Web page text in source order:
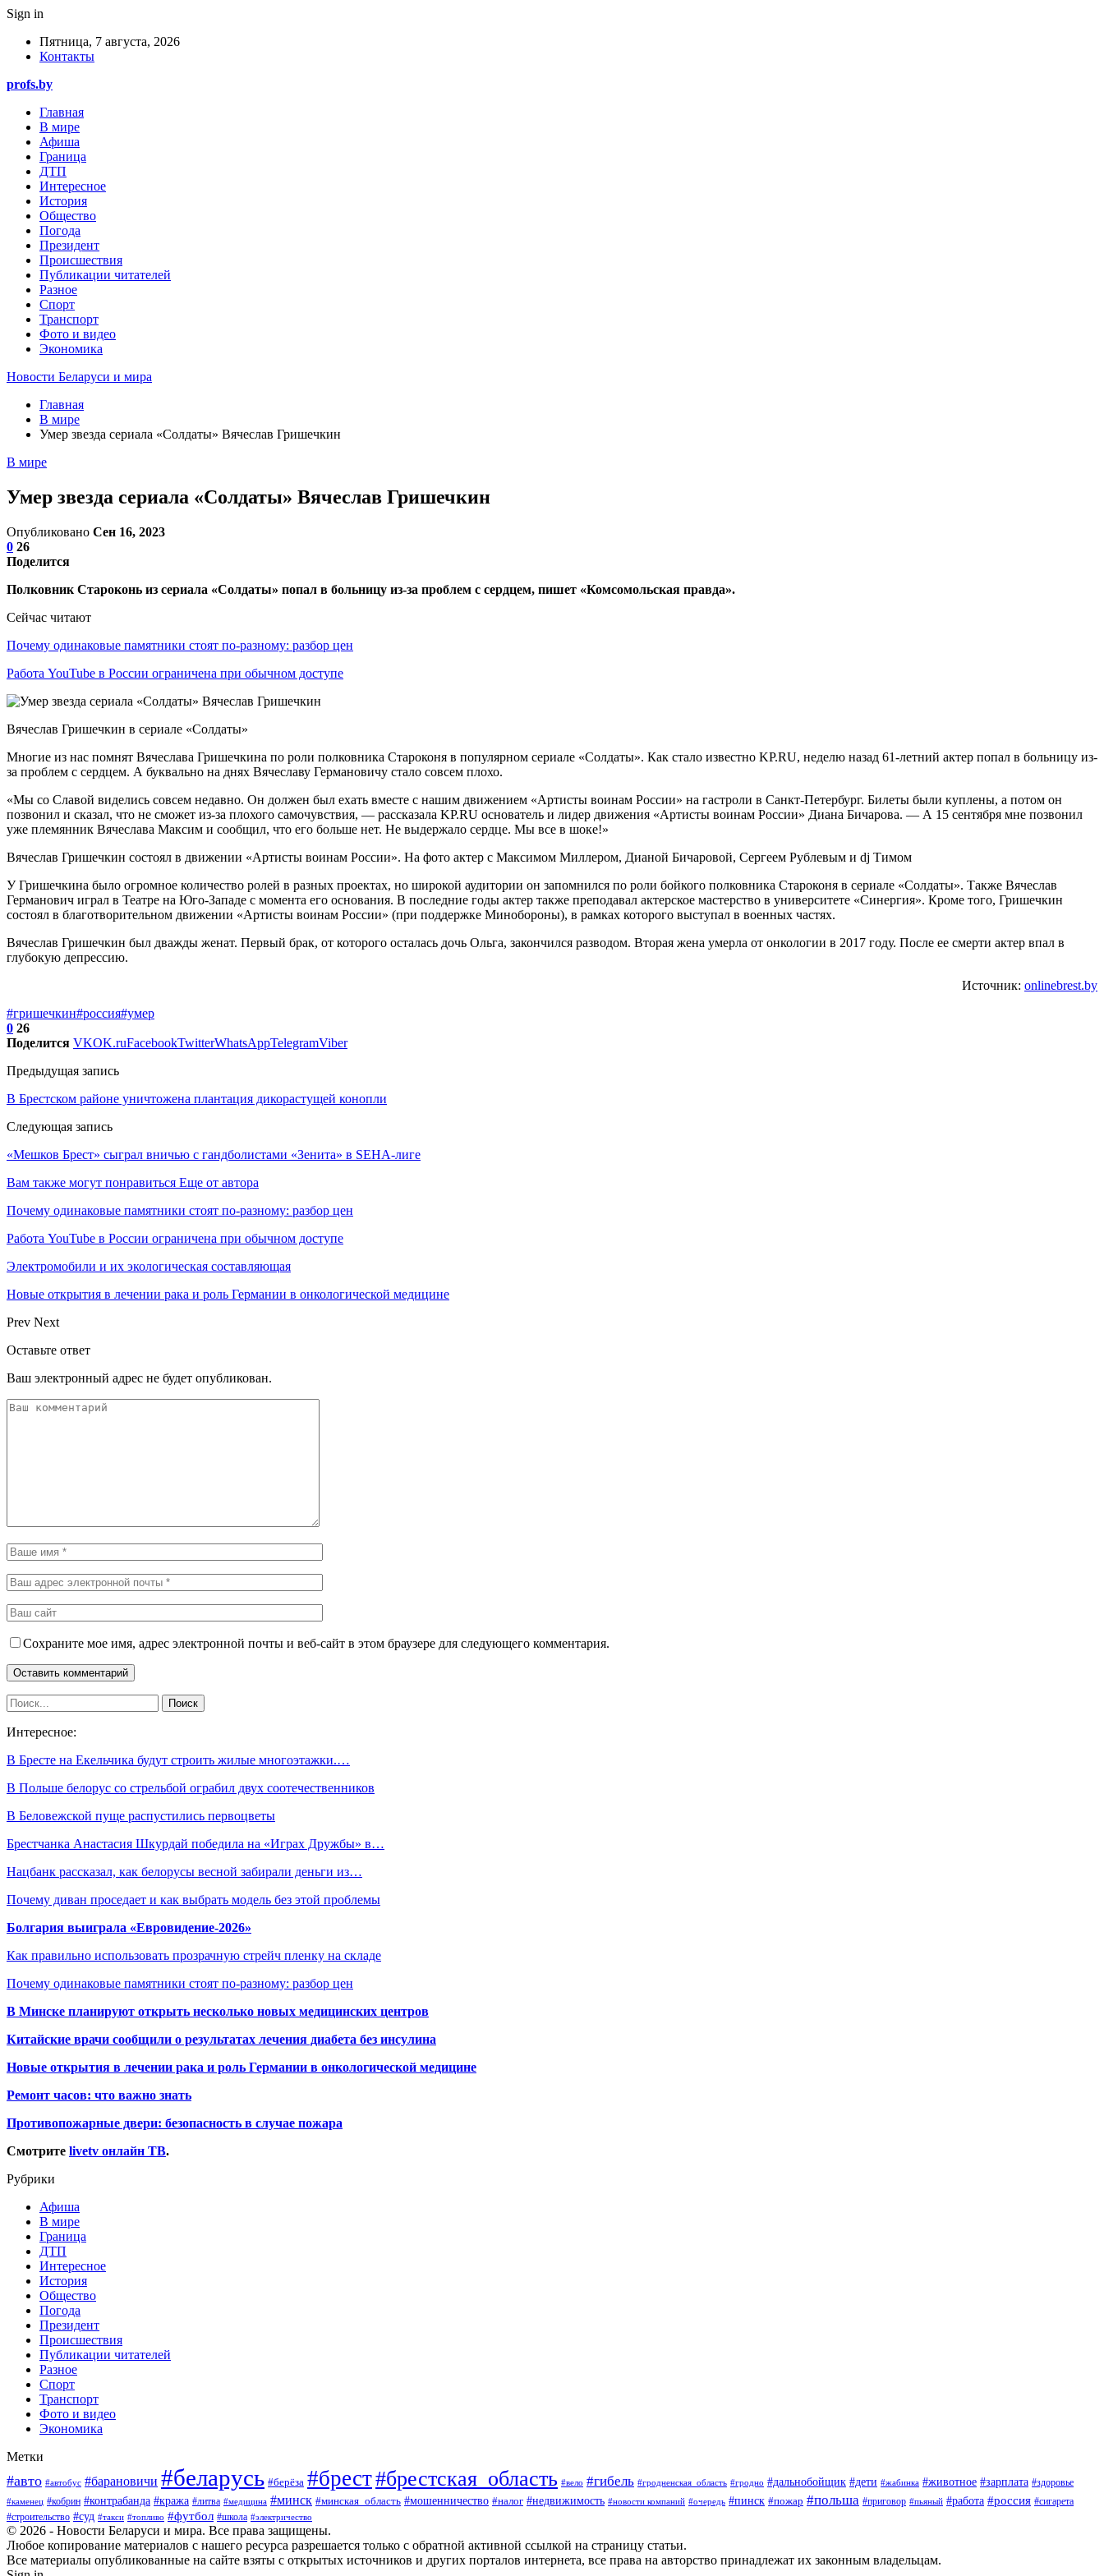
Sign in
Пятница, 7 августа, 2026
Контакты
profs.by
Главная
В мире
Афиша
Граница
ДТП
Интересное
История
Общество
Погода
Президент
Происшествия
Публикации читателей
Разное
Спорт
Транспорт
Фото и видео
Экономика
Новости Беларуси и мира
Главная
В мире
Умер звезда сериала «Солдаты» Вячеслав Гришечкин
В мире
Умер звезда сериала «Солдаты» Вячеслав Гришечкин
Опубликовано Сен 16, 2023
0 26
Поделится
Полковник Староконь из сериала «Солдаты» попал в больницу из-за проблем с сердцем, пишет «Комсомольская правда».
Сейчас читают
Почему одинаковые памятники стоят по-разному: разбор цен
Работа YouTube в России ограничена при обычном доступе
Вячеслав Гришечкин в сериале «Солдаты»
Многие из нас помнят Вячеслава Гришечкина по роли полковника Староконя в популярном сериале «Солдаты». Как стало известно KP.RU, неделю назад 61-летний актер попал в больницу из-
за проблем с сердцем. А буквально на днях Вячеславу Германовичу стало совсем плохо.
«Мы со Славой виделись совсем недавно. Он должен был ехать вместе с нашим движением «Артисты воинам России» на гастроли в Санкт-Петербург. Билеты были куплены, а потом он
позвонил и сказал, что не сможет из-за плохого самочувствия, — рассказала KP.RU основатель и лидер движения «Артисты воинам России» Диана Бичарова. — А 15 сентября мне позвонил
уже племянник Вячеслава Максим и сообщил, что его больше нет. Не выдержало сердце. Мы все в шоке!»
Вячеслав Гришечкин состоял в движении «Артисты воинам России». На фото актер с Максимом Миллером, Дианой Бичаровой, Сергеем Рублевым и dj Тимом
У Гришечкина было огромное количество ролей в разных проектах, но широкой аудитории он запомнился по роли бойкого полковника Староконя в сериале «Солдаты». Также Вячеслав
Германович играл в Театре на Юго-Западе с момента его основания. В последние годы актер также преподавал актерское мастерство в университете «Синергия». Кроме того, Гришечкин
состоял в благотворительном движении «Артисты воинам России» (при поддержке Минобороны), в рамках которого выступал в военных частях.
Вячеслав Гришечкин был дважды женат. Первый брак, от которого осталась дочь Ольга, закончился разводом. Вторая жена умерла от онкологии в 2017 году. После ее смерти актер впал в
глубокую депрессию.
Источник: onlinebrest.by
#гришечкин#россия#умер
0 26
Поделится VKOK.ruFacebookTwitterWhatsAppTelegramViber
Предыдущая запись
В Брестском районе уничтожена плантация дикорастущей конопли
Следующая запись
«Мешков Брест» сыграл вничью с гандболистами «Зенита» в SEHA-лиге
Вам также могут понравиться Еще от автора
Почему одинаковые памятники стоят по-разному: разбор цен
Работа YouTube в России ограничена при обычном доступе
Электромобили и их экологическая составляющая
Новые открытия в лечении рака и роль Германии в онкологической медицине
Prev Next
Оставьте ответ
Ваш электронный адрес не будет опубликован.
Сохраните мое имя, адрес электронной почты и веб-сайт в этом браузере для следующего комментария.
Интересное:
В Бресте на Екельчика будут строить жилые многоэтажки.…
В Польше белорус со стрельбой ограбил двух соотечественников
В Беловежской пуще распустились первоцветы
Брестчанка Анастасия Шкурдай победила на «Играх Дружбы» в…
Нацбанк рассказал, как белорусы весной забирали деньги из…
Почему диван проседает и как выбрать модель без этой проблемы
Болгария выиграла «Евровидение-2026»
Как правильно использовать прозрачную стрейч пленку на складе
Почему одинаковые памятники стоят по-разному: разбор цен
В Минске планируют открыть несколько новых медицинских центров
Китайские врачи сообщили о результатах лечения диабета без инсулина
Новые открытия в лечении рака и роль Германии в онкологической медицине
Ремонт часов: что важно знать
Противопожарные двери: безопасность в случае пожара
Смотрите livetv онлайн ТВ.
Рубрики
Афиша
В мире
Граница
ДТП
Интересное
История
Общество
Погода
Президент
Происшествия
Публикации читателей
Разное
Спорт
Транспорт
Фото и видео
Экономика
Метки
#авто #автобус #барановичи #беларусь #берёза #брест#брестская_область #вело #гибель #гродненская_область #гродно #дальнобойщик #дети #жабинка #животное #зарплата #здоровье
#каменец #кобрин #контрабанда #кража #литва #медицина #минск #минская_область #мошенничество #налог #недвижимость #новости компаний #очередь #пинск #пожар #польша #приговор #пьяный #работа #россия #сигарета
#строительство #суд #такси #топливо #футбол #школа #электричество
© 2026 - Новости Беларуси и мира. Все права защищены.
Любое копирование материалов с нашего ресурса разрешается только с обратной активной ссылкой на страницу статьи.
Все материалы опубликованные на сайте взяты с открытых источников и других порталов интернета, все права на авторство принадлежат их законным владельцам.